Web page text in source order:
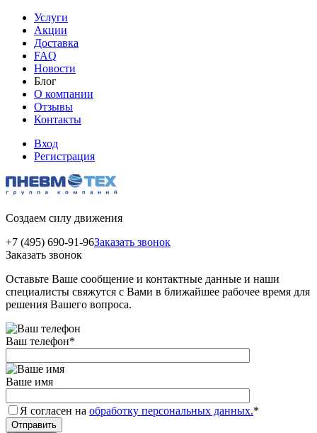
Услуги
Акции
Доставка
FAQ
Новости
Блог
О компании
Отзывы
Контакты
Вход
Регистрация
Создаем силу движения
+7 (495) 690-91-96Заказать звонок
Заказать звонок
Оставьте Ваше сообщение и контактные данные и наши
специалисты свяжутся с Вами в ближайшее рабочее время для
решения Вашего вопроса.
Ваш телефон*
Ваше имя
Я согласен на обработку персональных данных.*